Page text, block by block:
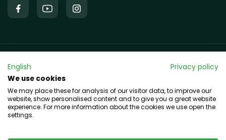
English
Privacy policy
We use cookies
We may place these for analysis of our visitor data, to improve our
website, show personalised content and to give you a great website
experience. For more information about the cookies we use open the
settings.